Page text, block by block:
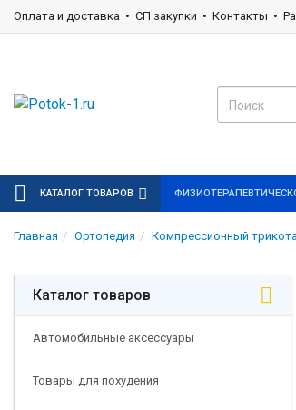
Оплата и доставка СП закупки Контакты
КАТАЛОГ ТОВАРОВ
Главная Ортопедия Компрессионный
Каталог товаров
Автомобильные аксессуары
Товары для похудения